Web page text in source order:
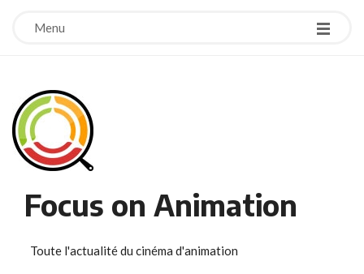
Menu
Focus on Animation
Toute l'actualité du cinéma d'animation